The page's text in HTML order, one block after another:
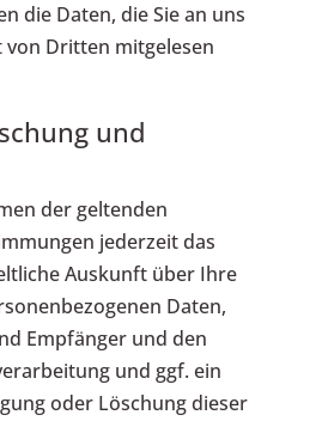
die Daten, die Sie an uns
Dritten mitgelesen
und
der geltenden
jederzeit das
Auskunft über Ihre
Daten,
Empfänger und den
und ggf. ein
oder Löschung dieser